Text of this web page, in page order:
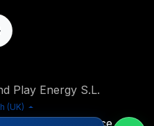
Play Energy S.L.
(UK)
Open Source